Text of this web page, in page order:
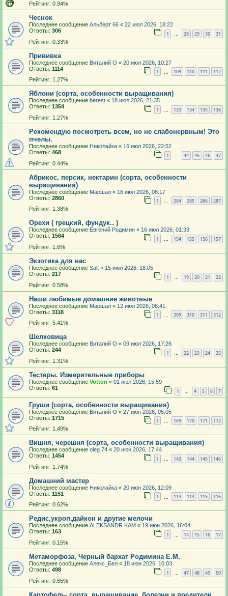
Рейтинг: 0.94%
Чеснок
Последнее сообщение Альберт 66 « 22 июл 2026, 18:22
Ответы: 306 1 … 28 29 30 31
Рейтинг: 0.33%
Прививка
Последнее сообщение Виталий О « 20 июл 2026, 10:27
Ответы: 1114 1 109 110 111 112
Рейтинг: 1.27%
Яблони (сорта, особенности выращивания)
Последнее сообщение berest « 18 июл 2026, 21:35
Ответы: 1354 1 133 134 135 136
Рейтинг: 1.27%
Рекомендую посмотреть всем, но не слабонервным! Это
пчелы.
Последнее сообщение Николайка « 16 июл 2026, 22:52
Ответы: 468 1 … 44 45 46 47
Рейтинг: 0.44%
Абрикос, персик, нектарин (сорта, особенности
выращивания)
Последнее сообщение Маршал « 16 июл 2026, 08:17
Ответы: 2860 1 284 285 286 287
Рейтинг: 1.38%
Орехи ( грецкий, фундук.. )
Последнее сообщение Евгений Родимин « 16 июл 2026, 01:33
Ответы: 1564 1 … 154 155 156 157
Рейтинг: 1.6%
Экзотика для нас
Последнее сообщение Salt « 15 июл 2026, 18:05
Ответы: 217 1 … 19 20 21 22
Рейтинг: 0.58%
Наши любимые домашние животные
Последнее сообщение Маршал « 12 июл 2026, 08:41
Ответы: 3118 1 309 310 311 312
Рейтинг: 5.41%
Шелковица
Последнее сообщение Виталий О « 09 июл 2026, 17:26
Ответы: 244 1 … 22 23 24 25
Рейтинг: 1.31%
Тестеры. Измерительные приборы
Последнее сообщение Votton « 01 июл 2026, 15:59
Ответы: 61 1 … 4 5 6 7
Груши (сорта, особенности выращивания)
Последнее сообщение Виталий О « 27 июн 2026, 05:05
Ответы: 1715 1 169 170 171 172
Рейтинг: 1.49%
Вишня, черешня (сорта, особенности выращивания)
Последнее сообщение oleg 74 « 20 июн 2026, 17:44
Ответы: 1454 1 … 143 144 145 146
Рейтинг: 1.74%
Домашний мастер
Последнее сообщение Николайка « 20 июн 2026, 12:09
Ответы: 1151 1 113 114 115 116
Рейтинг: 0.62%
Редис,укроп,дайкон и другие мелочи
Последнее сообщение ALEKSANDR KAM « 19 июн 2026, 16:04
Ответы: 163 1 14 15 16 17
Рейтинг: 0.15%
Метаморфоза, Черный бархат Родимина Е.М.
Последнее сообщение Алекс_Бел « 18 июн 2026, 10:03
Ответы: 498 1 … 47 48 49 50
Рейтинг: 0.65%